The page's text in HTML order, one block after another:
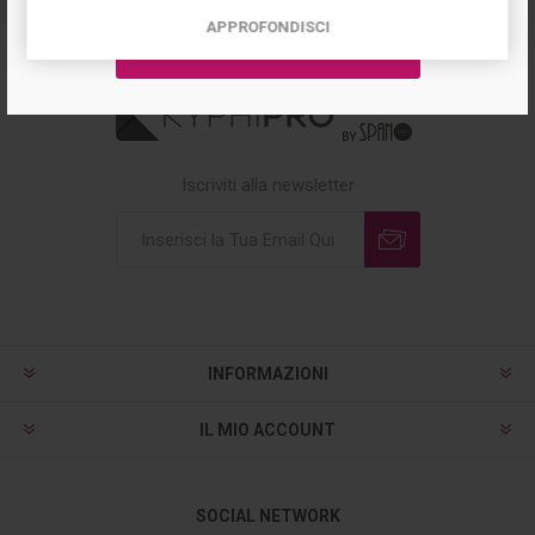
INFORMAZIONI
IL MIO ACCOUNT
SOCIAL NETWORK
APPROFONDISCI